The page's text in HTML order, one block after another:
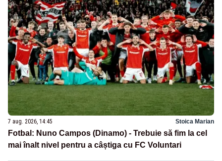
7 aug. 2026, 14:45 Stoica Marian
Fotbal: Nuno Campos (Dinamo) - Trebuie să fim la cel
mai înalt nivel pentru a câștiga cu FC Voluntari